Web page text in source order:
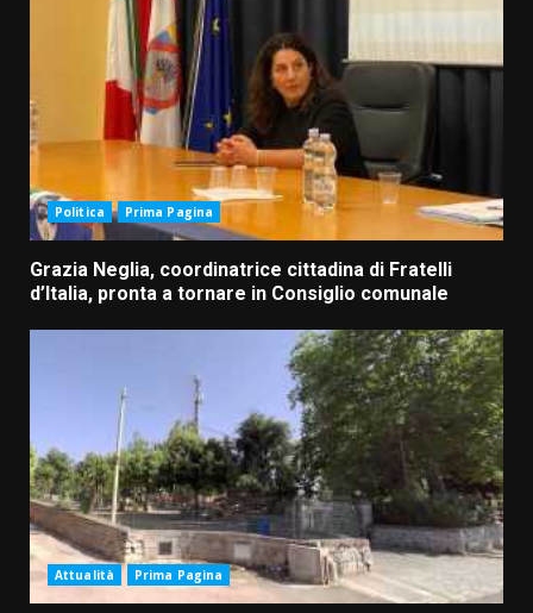
Politica Prima Pagina
Grazia Neglia, coordinatrice cittadina di Fratelli
d’Italia, pronta a tornare in Consiglio comunale
Attualità Prima Pagina